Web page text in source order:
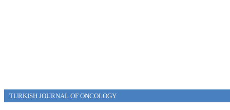
TURKISH JOURNAL OF ONCOLOGY